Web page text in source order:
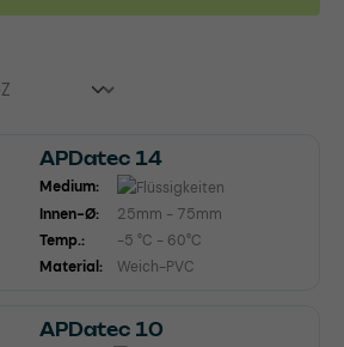
APDatec 14
Medium:
Innen-Ø:
25mm - 75mm
Temp.:
-5 °C - 60°C
Material:
Weich-PVC
APDatec 10